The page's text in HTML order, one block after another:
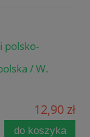
polsko-
/ W.
12,90 zł
do koszyka